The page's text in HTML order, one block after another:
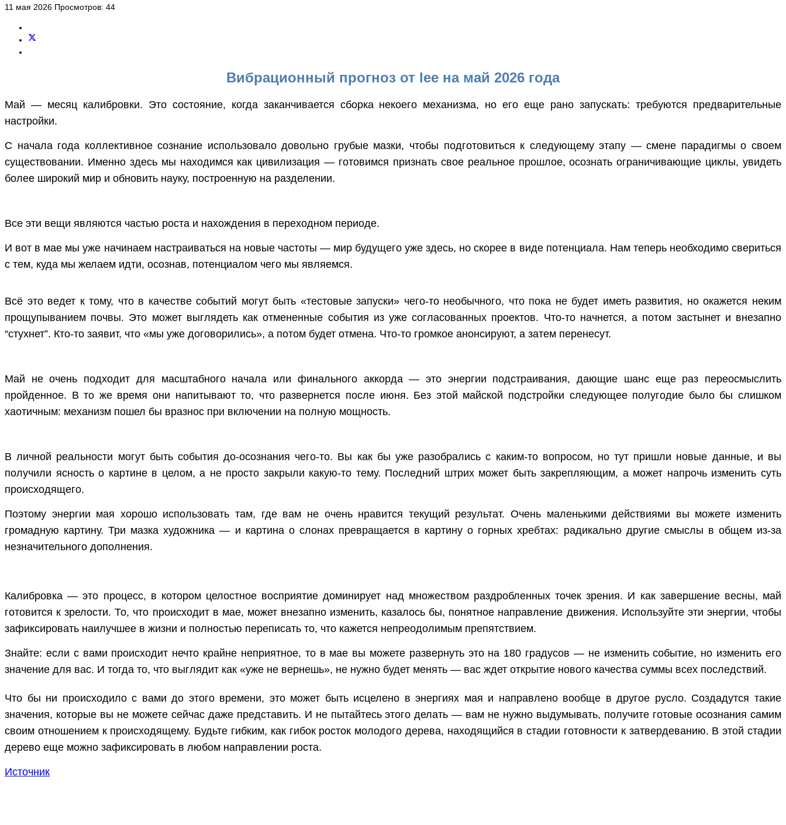
11 мая 2026 Просмотров: 44
Вибрационный прогноз от lee на май 2026 года
Май — месяц калибровки. Это состояние, когда заканчивается сборка некоего механизма, но его еще рано запускать: требуются предварительные
настройки.
С начала года коллективное сознание использовало довольно грубые мазки, чтобы подготовиться к следующему этапу — смене парадигмы о своем
существовании. Именно здесь мы находимся как цивилизация — готовимся признать свое реальное прошлое, осознать ограничивающие циклы, увидеть
более широкий мир и обновить науку, построенную на разделении.
Все эти вещи являются частью роста и нахождения в переходном периоде.
И вот в мае мы уже начинаем настраиваться на новые частоты — мир будущего уже здесь, но скорее в виде потенциала. Нам теперь необходимо свериться
с тем, куда мы желаем идти, осознав, потенциалом чего мы являемся.
Всё это ведет к тому, что в качестве событий могут быть «тестовые запуски» чего-то необычного, что пока не будет иметь развития, но окажется неким
прощупыванием почвы. Это может выглядеть как отмененные события из уже согласованных проектов. Что-то начнется, а потом застынет и внезапно
“стухнет”. Кто-то заявит, что «мы уже договорились», а потом будет отмена. Что-то громкое анонсируют, а затем перенесут.
Май не очень подходит для масштабного начала или финального аккорда — это энергии подстраивания, дающие шанс еще раз переосмыслить
пройденное. В то же время они напитывают то, что развернется после июня. Без этой майской подстройки следующее полугодие было бы слишком
хаотичным: механизм пошел бы вразнос при включении на полную мощность.
В личной реальности могут быть события до-осознания чего-то. Вы как бы уже разобрались с каким-то вопросом, но тут пришли новые данные, и вы
получили ясность о картине в целом, а не просто закрыли какую-то тему. Последний штрих может быть закрепляющим, а может напрочь изменить суть
происходящего.
Поэтому энергии мая хорошо использовать там, где вам не очень нравится текущий результат. Очень маленькими действиями вы можете изменить
громадную картину. Три мазка художника — и картина о слонах превращается в картину о горных хребтах: радикально другие смыслы в общем из-за
незначительного дополнения.
Калибровка — это процесс, в котором целостное восприятие доминирует над множеством раздробленных точек зрения. И как завершение весны, май
готовится к зрелости. То, что происходит в мае, может внезапно изменить, казалось бы, понятное направление движения. Используйте эти энергии, чтобы
зафиксировать наилучшее в жизни и полностью переписать то, что кажется непреодолимым препятствием.
Знайте: если с вами происходит нечто крайне неприятное, то в мае вы можете развернуть это на 180 градусов — не изменить событие, но изменить его
значение для вас. И тогда то, что выглядит как «уже не вернешь», не нужно будет менять — вас ждет открытие нового качества суммы всех последствий.
Что бы ни происходило с вами до этого времени, это может быть исцелено в энергиях мая и направлено вообще в другое русло. Создадутся такие
значения, которые вы не можете сейчас даже представить. И не пытайтесь этого делать — вам не нужно выдумывать, получите готовые осознания самим
своим отношением к происходящему. Будьте гибким, как гибок росток молодого дерева, находящийся в стадии готовности к затвердеванию. В этой стадии
дерево еще можно зафиксировать в любом направлении роста.
Источник